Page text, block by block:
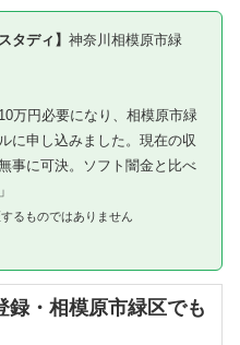
タディ】 神奈川相模原市緑
万円必要になり、相模原市緑
に申し込みました。現在の収
事に可決。ソフト闇金と比べ
るものではありません
・相模原市緑区でも